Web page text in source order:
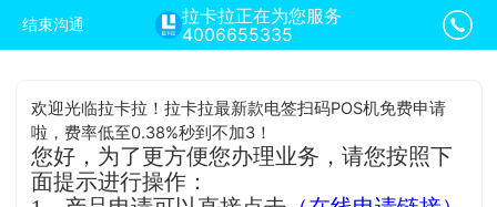
结束沟通
拉卡拉正在为您服务
4006655335
欢迎光临拉卡拉！拉卡拉最新款电签扫码POS机免费申请
啦，费率低至0.38%秒到不加3！
您好，为了更方便您办理业务，请您按照下
面提示进行操作：